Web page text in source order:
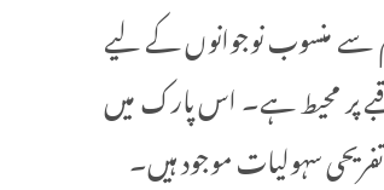
سے منسوب نوجوانوں کے لیے
میں لگائے گئے ہیں، جو 12 دونم رقبے پر محیط ہے۔ اس پارک میں
سہولیات موجود ہیں۔